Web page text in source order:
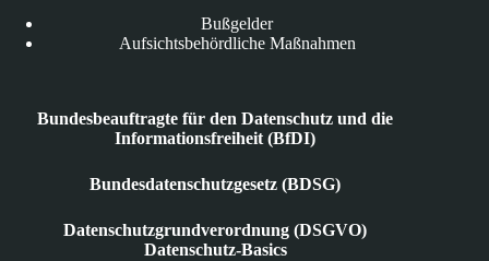
Bußgelder
Aufsichtsbehördliche Maßnahmen
Bundesbeauftragte für den Datenschutz und die
Informationsfreiheit (BfDI)
Bundesdatenschutzgesetz (BDSG)
Datenschutzgrundverordnung (DSGVO)
Datenschutz-Basics